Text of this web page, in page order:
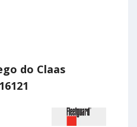
do Claas